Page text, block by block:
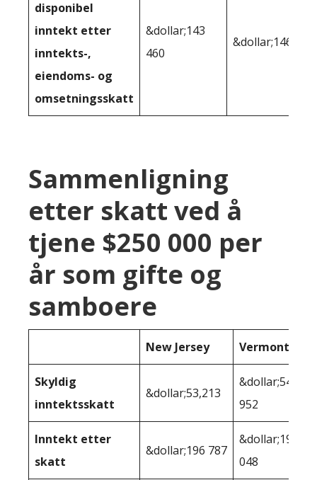
disponibel
inntekt etter
inntekts-,
eiendoms- og
omsetningsskatt
&dollar;143
460
&dollar;146,157
Sammenligning
etter skatt ved å
tjene $250 000 per
år som gifte og
samboere
New Jersey Vermont
Skyldig
inntektsskatt
&dollar;53,213
&dollar;54
952
Inntekt etter
skatt
&dollar;196 787
&dollar;195
048